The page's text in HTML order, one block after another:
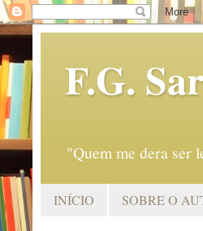
F.G.
"Quem me dera ser
INÍCIO SOBRE O